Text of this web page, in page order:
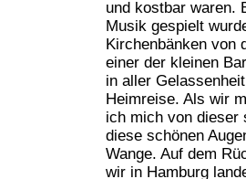
und kostbar waren.
Musik gespielt
Kirchenbänken von
einer der kleinen
in aller
Heimreise. Als wir
ich mich von dieser
diese schönen
Wange. Auf dem
wir in Hamburg